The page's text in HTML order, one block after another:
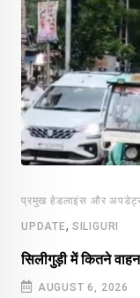
प्रमुख हेडलाइंस और
UPDATE, SILIGURI
सिलीगुड़ी में कितने
AUGUST 6, 2026